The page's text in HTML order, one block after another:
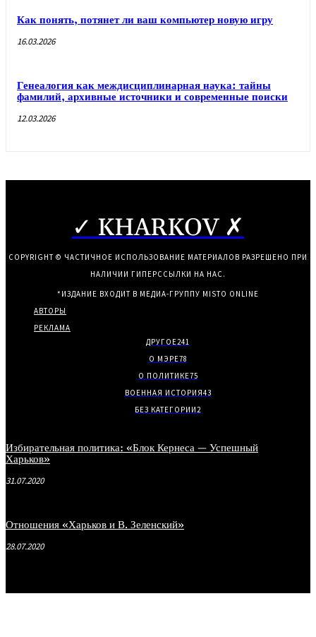
Как понять, потянет ли ваш компьютер новую игру
16.03.2026
Генеалогия как междисциплинарная наука: тайны
фамилий, архивные источники и современные поиски
12.03.2026
✓ KHARKOV ✗
COPYRIGHT © ЧАСТИЧНОЕ ИСПОЛЬЗОВАНИЕ МАТЕРИАЛОВ РАЗРЕШЕНО ПРИ
НАЛИЧИИ ГИПЕРССЫЛКИ НА НАС.
*ИЗДАНИЕ ВХОДИТ В МЕДИА-ГРУППУ MISTO ONLINE
АВТОРЫ
РЕКЛАМА
ДРУГОЕ241
О МЭРЕ78
О ПОЛИТИКЕ75
ВОЕННАЯ ИСТОРИЯ43
БЕЗ КАТЕГОРИИ2
Избирательная политика: «Блок Кернеса — Успешный
Харьков»
31.07.2020
Отношения «Харьков и В. Зеленский»
28.07.2020